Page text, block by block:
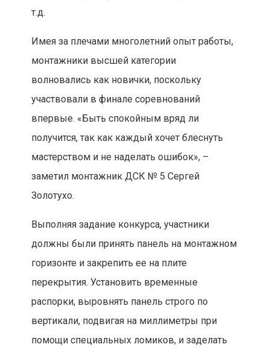
т.д.
Имея за плечами многолетний опыт работы,
монтажники высшей категории
волновались как новички, поскольку
участвовали в финале соревнований
впервые. «Быть спокойным вряд ли
получится, так как каждый хочет блеснуть
мастерством и не наделать ошибок», –
заметил монтажник ДСК № 5 Сергей
Золотухо.
Выполняя задание конкурса, участники
должны были принять панель на монтажном
горизонте и закрепить ее на плите
перекрытия. Установить временные
распорки, выровнять панель строго по
вертикали, подвигая на миллиметры при
помощи специальных ломиков, и заделать